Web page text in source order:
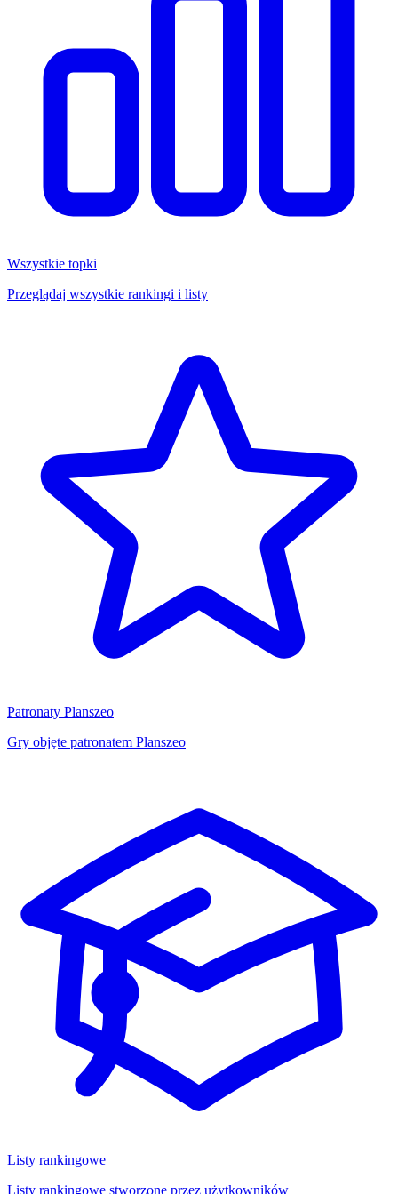
Wszystkie topki
Przeglądaj wszystkie rankingi i listy
Patronaty Planszeo
Gry objęte patronatem Planszeo
Listy rankingowe
Listy rankingowe stworzone przez użytkowników